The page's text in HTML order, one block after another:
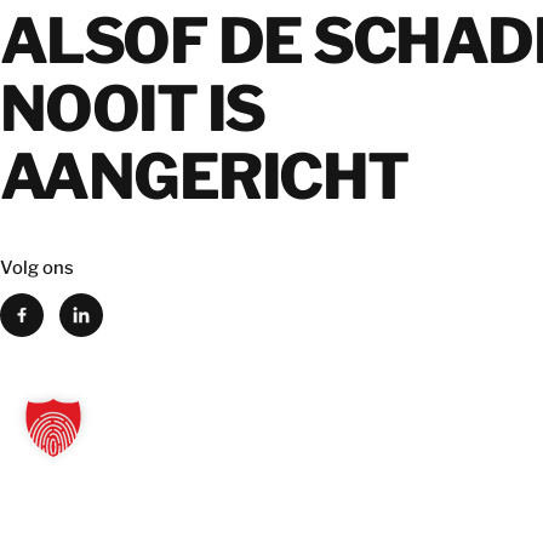
ALSOF DE
NOOIT IS
AANGERICHT
Volg ons